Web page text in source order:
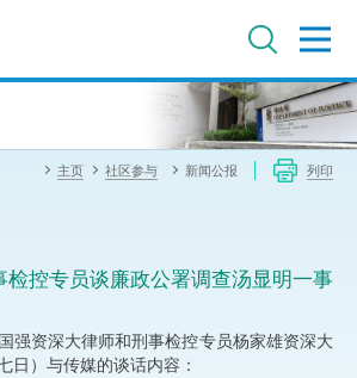
主页 社区参与 新闻公报 列印
检控专员谈廉政公署调查汤显明一事
强资深大律师和刑事检控专员杨家雄资深大
日）与传媒的谈话内容：